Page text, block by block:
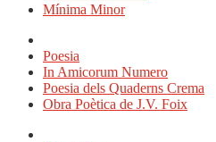
Mínima Minor
Poesia
In Amicorum Numero
Poesia dels Quaderns Crema
Obra Poètica de J.V. Foix